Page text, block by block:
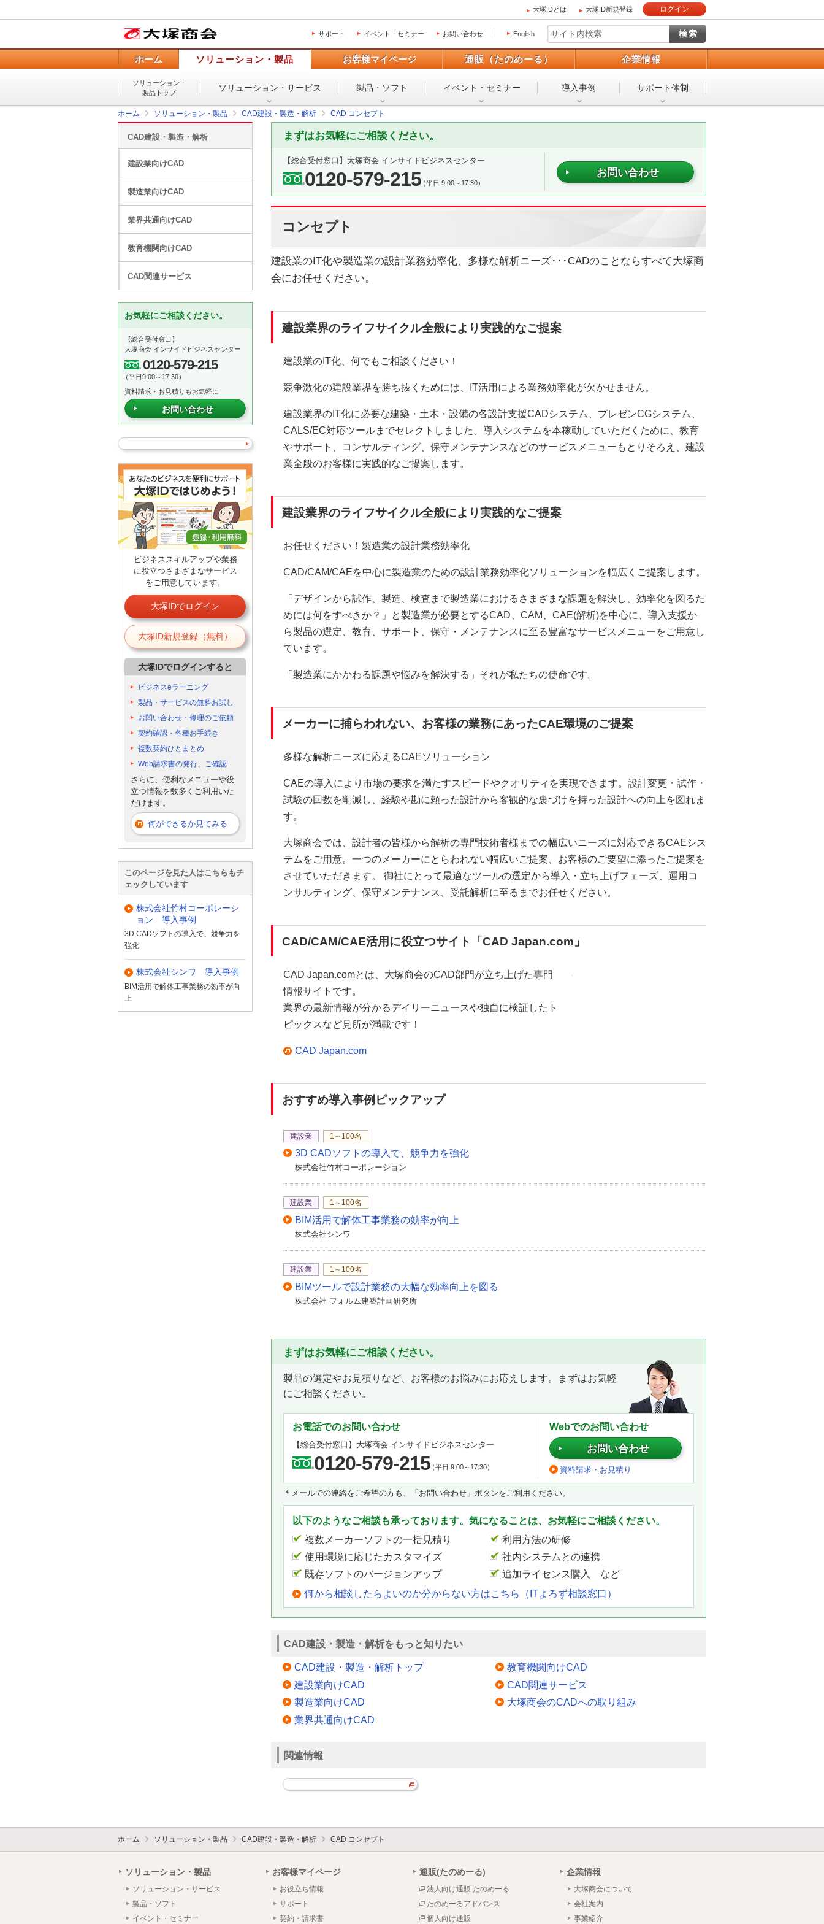
大塚IDとは 大塚ID新規登録 ログイン
サポート イベント・セミナー お問い合わせ English
ホーム ソリューション・製品 お客様マイページ 通販（たのめーる） 企業情報
ソリューション・
製品トップ
ソリューション・ サービス 製品・ソフト イベント・ セミナー 導入事例 サポート体制
ホーム ソリューション・製品 CAD建設・製造・解析 CAD コンセプト
まずはお気軽にご相談ください。
【総合受付窓口】 大塚商会 インサイドビジネスセンター
0120-579-215（平日 9:00～17:30）
お問い合わせ
コンセプト
建設業のIT化や製造業の設計業務効率化、多様な解析ニーズ･･･CADのことならすべて大塚商
会にお任せください。
建設業界のライフサイクル全般により実践的なご提案
建設業のIT化、何でもご相談ください！
競争激化の建設業界を勝ち抜くためには、IT活用による業務効率化が欠かせません。
建設業界のIT化に必要な建築・土木・設備の各設計支援CADシステム、プレゼンCGシステム、
CALS/EC対応ツールまでセレクトしました。導入システムを本稼動していただくために、教育
やサポート、コンサルティング、保守メンテナンスなどのサービスメニューもとりそろえ、建設
業全般のお客様に実践的なご提案します。
建設業界のライフサイクル全般により実践的なご提案
お任せください！製造業の設計業務効率化
CAD/CAM/CAEを中心に製造業のための設計業務効率化ソリューションを幅広くご提案します。
「デザインから試作、製造、検査まで製造業におけるさまざまな課題を解決し、効率化を図るた
めには何をすべきか？」と製造業が必要とするCAD、CAM、CAE(解析)を中心に、導入支援か
ら製品の選定、教育、サポート、保守・メンテナンスに至る豊富なサービスメニューをご用意し
ています。
「製造業にかかわる課題や悩みを解決する」それが私たちの使命です。
メーカーに捕らわれない、お客様の業務にあったCAE環境のご提案
多様な解析ニーズに応えるCAEソリューション
CAEの導入により市場の要求を満たすスピードやクオリティを実現できます。設計変更・試作・
試験の回数を削減し、経験や勘に頼った設計から客観的な裏づけを持った設計への向上を図れま
す。
大塚商会では、設計者の皆様から解析の専門技術者様までの幅広いニーズに対応できるCAEシス
テムをご用意。一つのメーカーにとらわれない幅広いご提案、お客様のご要望に添ったご提案を
させていただきます。 御社にとって最適なツールの選定から導入・立ち上げフェーズ、運用コ
ンサルティング、保守メンテナンス、受託解析に至るまでお任せください。
CAD/CAM/CAE活用に役立つサイト「CAD Japan.com」
CAD Japan.comとは、大塚商会のCAD部門が立ち上げた専門
情報サイトです。
業界の最新情報が分かるデイリーニュースや独自に検証したト
ピックスなど見所が満載です！
CAD Japan.com
おすすめ導入事例ピックアップ
建設業 1～100名
3D CADソフトの導入で、競争力を強化
株式会社竹村コーポレーション
建設業 1～100名
BIM活用で解体工事業務の効率が向上
株式会社シンワ
建設業 1～100名
BIMツールで設計業務の大幅な効率向上を図る
株式会社 フォルム建築計画研究所
まずはお気軽にご相談ください。
製品の選定やお見積りなど、お客様のお悩みにお応えします。まずはお気軽
にご相談ください。
お電話でのお問い合わせ
【総合受付窓口】 大塚商会 インサイドビジネスセンター
0120-579-215（平日 9:00～17:30）
Webでのお問い合わせ
お問い合わせ
資料請求・お見積り
＊メールでの連絡をご希望の方も、「お問い合わせ」ボタンをご利用ください。
以下のようなご相談も承っております。気になることは、お気軽にご相談ください。
複数メーカーソフトの一括見積り
利用方法の研修
使用環境に応じたカスタマイズ
社内システムとの連携
既存ソフトのバージョンアップ
追加ライセンス購入 など
何から相談したらよいのか分からない方はこちら（ITよろず相談窓口）
CAD建設・製造・解析をもっと知りたい
CAD建設・製造・解析トップ
建設業向けCAD
製造業向けCAD
業界共通向けCAD
教育機関向けCAD
CAD関連サービス
大塚商会のCADへの取り組み
関連情報
CAD建設・製造・解析
建設業向けCAD
製造業向けCAD
業界共通向けCAD
教育機関向けCAD
CAD関連サービス
お気軽にご相談ください。
【総合受付窓口】
大塚商会 インサイドビジネスセンター
0120-579-215
（平日9:00～17:30）
資料請求・お見積りもお気軽に
お問い合わせ
ビジネススキルアップや業務
に役立つさまざまなサービス
をご用意しています。
大塚IDでログイン
大塚ID新規登録（無料）
大塚IDでログインすると
ビジネスeラーニング
製品・サービスの無料お試し
お問い合わせ・修理のご依頼
契約確認・各種お手続き
複数契約ひとまとめ
Web請求書の発行、ご確認
さらに、便利なメニューや役
立つ情報を数多くご利用いた
だけます。
何ができるか見てみる
このページを見た人はこちらもチ
ェックしています
株式会社竹村コーポレーシ
ョン 導入事例
3D CADソフトの導入で、競争力を
強化
株式会社シンワ 導入事例
BIM活用で解体工事業務の効率が向
上
ホーム ソリューション・製品 CAD建設・製造・解析 CAD コンセプト
ソリューション・製品
ソリューション・サービス
製品・ソフト
イベント・セミナー
お客様マイページ
お役立ち情報
サポート
契約・請求書
通販(たのめーる)
法人向け通販 たのめーる
たのめーるアドバンス
個人向け通販
企業情報
大塚商会について
会社案内
事業紹介